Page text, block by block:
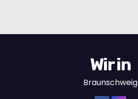
Wir in
Braunschweig